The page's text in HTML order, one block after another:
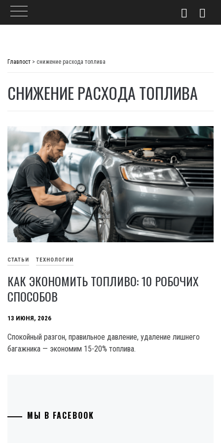
Главпост > снижение расхода топлива
СНИЖЕНИЕ РАСХОДА ТОПЛИВА
СТАТЬИ ТЕХНОЛОГИИ
КАК ЭКОНОМИТЬ ТОПЛИВО: 10 РОБОЧИХ
СПОСОБОВ
13 ИЮНЯ, 2026
Спокойный разгон, правильное давление, удаление лишнего
багажника — экономим 15-20% топлива.
МЫ В FACEBOOK